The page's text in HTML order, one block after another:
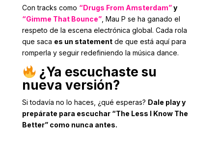
Con tracks como “Drugs From Amsterdam”y
“Gimme That Bounce”, Mau P se ha ganado el
respeto de la escena electrónica global. Cada rola
que saca es un statementde que está aquí para
romperla y seguir redefiniendo la música dance.
¿Ya escuchaste su
nueva versión?
Si todavía no lo haces, ¿qué esperas? Dale play y
prepárate para escuchar “The Less I Know The
Better” como nunca antes.